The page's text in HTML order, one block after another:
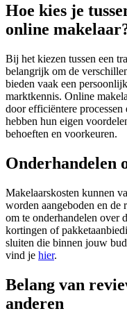
Hoe kies je
online
Bij het kiezen tussen een
belangrijk om de
bieden vaak een
marktkennis. Online
door efficiëntere
hebben hun eigen
behoeften en voorkeuren.
Onderhandelen
Makelaarskosten kunnen
worden aangeboden en
om te onderhandelen over
kortingen of
sluiten die binnen jouw
vind je hier.
Belang van
anderen